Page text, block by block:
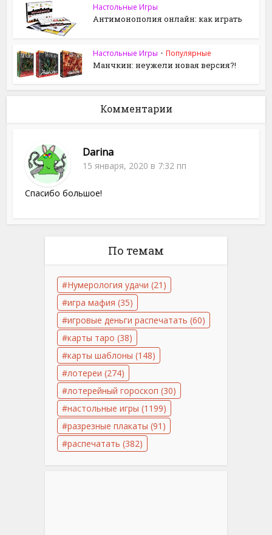
Настольные Игры
Антимонополия онлайн: как играть
Настольные Игры • Популярные
Манчкин: неужели новая версия?!
Комментарии
Darina
15 января, 2020 в 7:32 пп
Спасибо большое!
По темам
Нумерология удачи (21)
игра мафия (35)
игровые деньги распечатать (60)
карты таро (38)
карты шаблоны (148)
лотереи (274)
лотерейный гороскоп (30)
настольные игры (1199)
разрезные плакаты (91)
распечатать (382)